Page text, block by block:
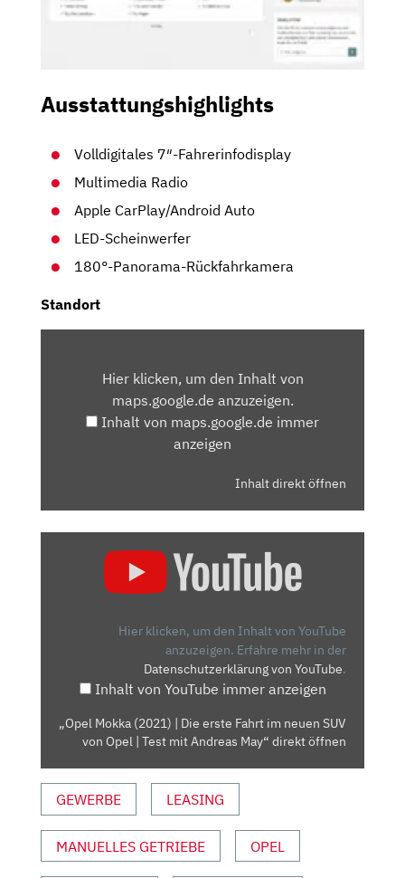
Ausstattungshighlights
Volldigitales 7″-Fahrerinfodisplay
Multimedia Radio
Apple CarPlay/Android Auto
LED-Scheinwerfer
180°-Panorama-Rückfahrkamera
Standort
MAPS.GOOGLE.DEHier klicken, um den Inhalt von
maps.google.de anzuzeigen.
Inhalt von maps.google.de immer
anzeigen
Inhalt direkt öffnen
NEUEN
OPEL
MIT
ANDREAS
Hier klicken, um den Inhalt von YouTube
anzuzeigen. Erfahre mehr in der
Datenschutzerklärung von YouTube.
Inhalt von YouTube immer anzeigen
„Opel Mokka (2021) | Die erste Fahrt im neuen SUV
von Opel | Test mit Andreas May“ direkt öffnen
GEWERBE LEASING
MANUELLES GETRIEBE OPEL